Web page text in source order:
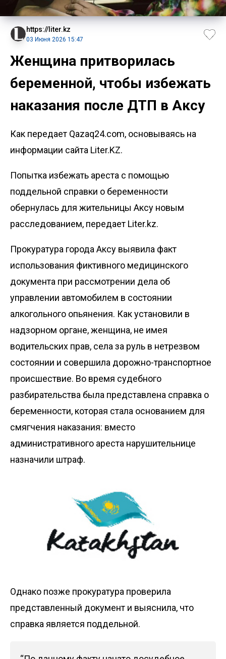
https://liter.kz
03 Июня 2026 15:47
Женщина притворилась
беременной, чтобы избежать
наказания после ДТП в Аксу
Как передает Qazaq24.com, основываясь на
информации сайта Liter.KZ.
Попытка избежать ареста с помощью
поддельной справки о беременности
обернулась для жительницы Аксу новым
расследованием, передает Liter.kz.
Прокуратура города Аксу выявила факт
использования фиктивного медицинского
документа при рассмотрении дела об
управлении автомобилем в состоянии
алкогольного опьянения. Как установили в
надзорном органе, женщина, не имея
водительских прав, села за руль в нетрезвом
состоянии и совершила дорожно-транспортное
происшествие. Во время судебного
разбирательства была представлена справка о
беременности, которая стала основанием для
смягчения наказания: вместо
административного ареста нарушительнице
назначили штраф.
Однако позже прокуратура проверила
представленный документ и выяснила, что
справка является поддельной.